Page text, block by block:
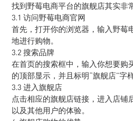
找到野莓电商平台的旗舰店其实非
3.1 访问野莓电商官网
首先，打开你的浏览器，输入野莓
地进行购物。
3.2 搜索品牌
在首页的搜索框中，输入你想要购
的顶部显示，并且标明“旗舰店”字样
3.3 进入旗舰店
点击相应的旗舰店链接，进入店
以及其他用户的体验。